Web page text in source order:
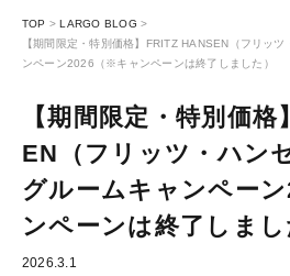
TOP > LARGO BLOG >
【期間限定・特別価格】FRITZ HANSEN（フリッ
ンペーン2026（※キャンペーンは終了しました）
【期間限定・特別価
EN（フリッツ・ハン
グルームキャンペー
ンペーンは終了しまし
2026.3.1